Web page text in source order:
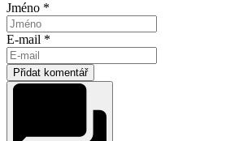
Jméno *
E-mail *
Přidat komentář